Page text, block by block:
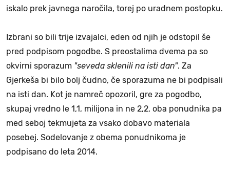
iskalo prek javnega naročila, torej po uradnem postopku.
Izbrani so bili trije izvajalci, eden od njih je odstopil še
pred podpisom pogodbe. S preostalima dvema pa so
okvirni sporazum "seveda sklenili na isti dan". Za
Gjerkeša bi bilo bolj čudno, če sporazuma ne bi podpisali
na isti dan. Kot je namreč opozoril, gre za pogodbo,
skupaj vredno le 1,1, milijona in ne 2,2, oba ponudnika pa
med seboj tekmujeta za vsako dobavo materiala
posebej. Sodelovanje z obema ponudnikoma je
podpisano do leta 2014.